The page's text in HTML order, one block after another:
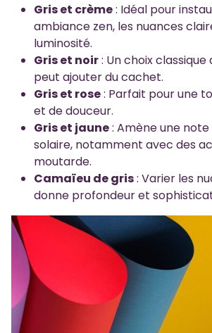
Gris et crème: Idéal pour
ambiance zen, les nuances
luminosité.
Gris et noir: Un choix classique
peut ajouter du cachet.
Gris et rose: Parfait pour une
et de douceur.
Gris et jaune: Amène une
solaire, notamment avec des
moutarde.
Camaïeu de gris: Varier les
donne profondeur et